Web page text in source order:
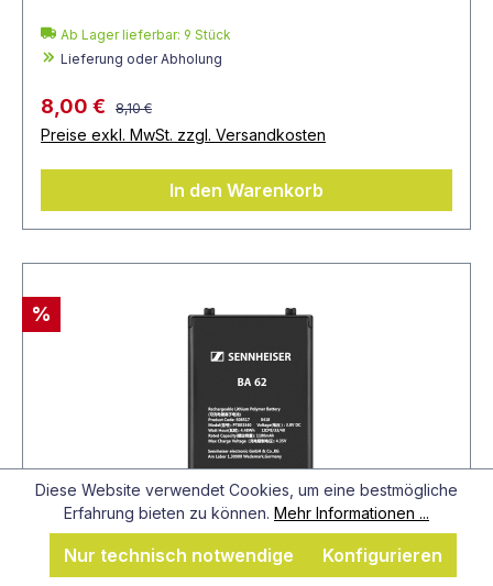
Ab Lager lieferbar: 9 Stück
Lieferung oder Abholung
8,00 € 8,10 €
Preise exkl. MwSt. zzgl. Versandkosten
In den Warenkorb
%
Diese Website verwendet Cookies, um eine bestmögliche
Erfahrung bieten zu können. Mehr Informationen ...
Nur technisch notwendige Konfigurieren